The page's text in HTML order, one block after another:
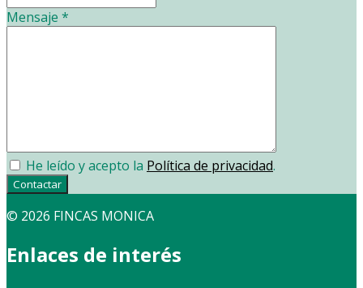
Mensaje *
He leído y acepto la Política de privacidad.
Contactar
© 2026 FINCAS MONICA
Enlaces de interés